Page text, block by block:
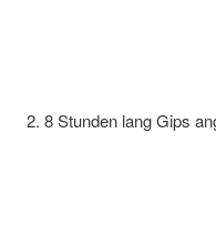
2. 8 Stunden lang Gips